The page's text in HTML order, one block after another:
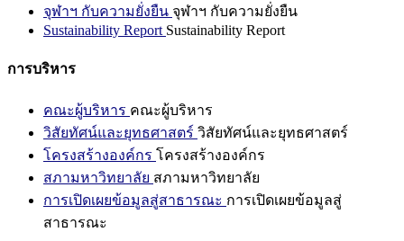
จุฬาฯ กับความยั่งยืน จุฬาฯ กับความยั่งยืน
Sustainability Report Sustainability Report
การบริหาร
คณะผู้บริหาร คณะผู้บริหาร
วิสัยทัศน์และยุทธศาสตร์ วิสัยทัศน์และยุทธศาสตร์
โครงสร้างองค์กร โครงสร้างองค์กร
สภามหาวิทยาลัย สภามหาวิทยาลัย
การเปิดเผยข้อมูลสู่สาธารณะ การเปิดเผยข้อมูลสู่
สาธารณะ